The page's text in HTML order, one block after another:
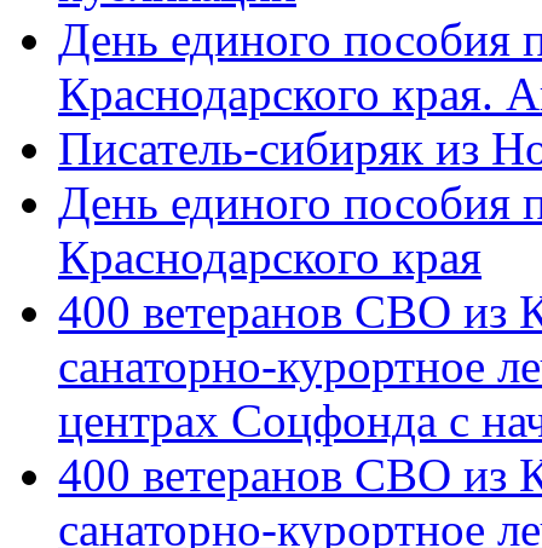
День единого пособия
Краснодарского края.
Писатель-сибиряк из
День единого пособия
Краснодарского края
400 ветеранов СВО из
санаторно-курортное
центрах Соцфонда с
400 ветеранов СВО из
санаторно-курортное